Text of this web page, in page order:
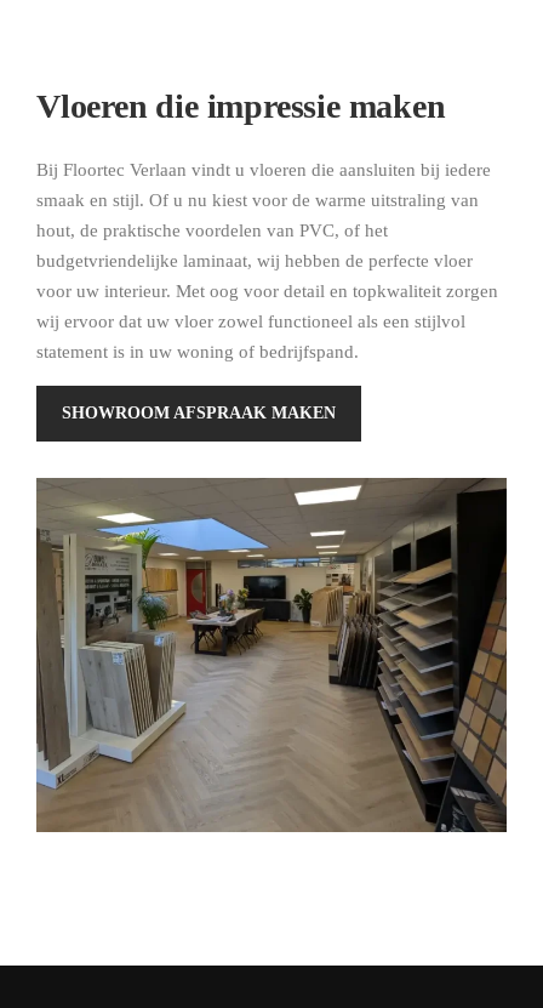
Vloeren die impressie maken
Bij Floortec Verlaan vindt u vloeren die aansluiten bij iedere
smaak en stijl. Of u nu kiest voor de warme uitstraling van
hout, de praktische voordelen van PVC, of het
budgetvriendelijke laminaat, wij hebben de perfecte vloer
voor uw interieur. Met oog voor detail en topkwaliteit zorgen
wij ervoor dat uw vloer zowel functioneel als een stijlvol
statement is in uw woning of bedrijfspand.
SHOWROOM AFSPRAAK MAKEN